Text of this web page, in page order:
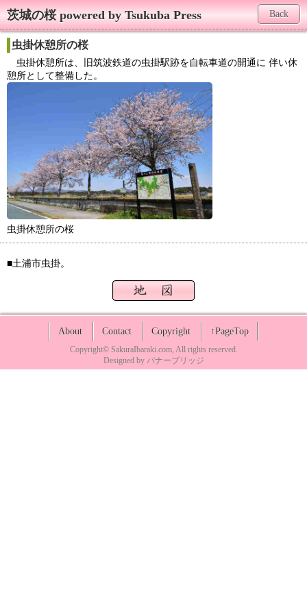
茨城の桜 powered by Tsukuba Press Back
虫掛休憩所の桜
虫掛休憩所は、旧筑波鉄道の虫掛駅跡を自転車道の開通に 伴い休
憩所として整備した。
虫掛休憩所の桜
■土浦市虫掛。
About Contact Copyright ↑PageTop
Copyright© SakuraIbaraki.com, All rights reserved.
Designed by バナーブリッジ